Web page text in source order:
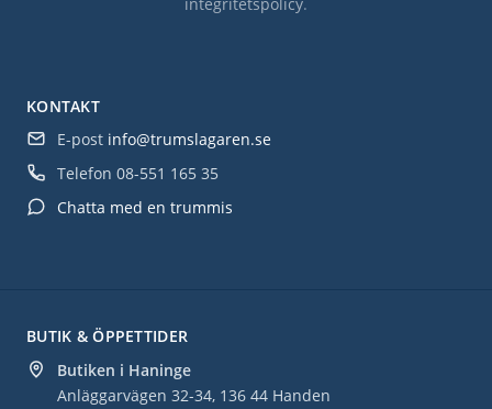
BUTIK & ÖPPETTIDER
Butiken i Haninge
Anläggarvägen 32-34, 136 44 Handen
KONTAKT
E-post info@trumslagaren.se
Telefon 08-551 165 35
Chatta med en trummis